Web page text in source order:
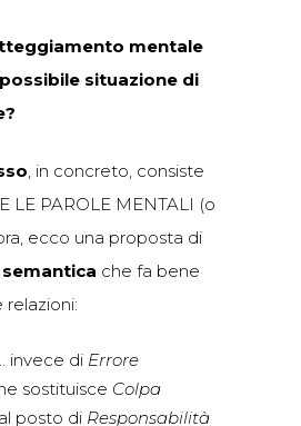
mentale
situazione di
, in concreto, consiste
LE PAROLE MENTALI (o
ecco una proposta di
che fa bene
relazioni:
invece di Errore
sostituisce Colpa
posto di Responsabilità